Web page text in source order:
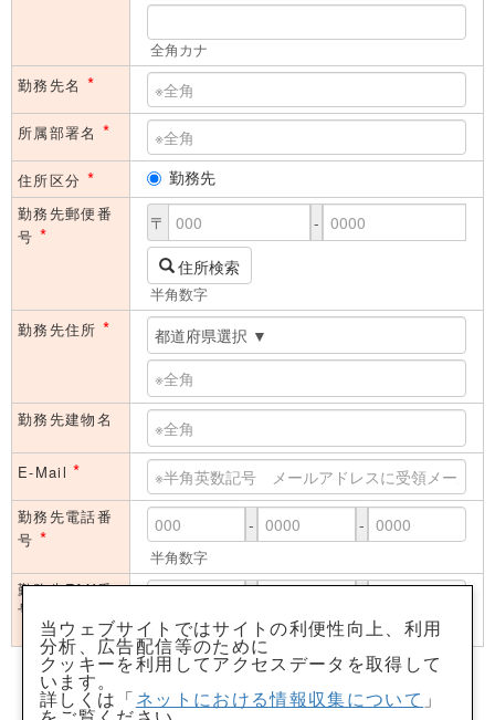
全角カナ
勤務先名 *
所属部署名 *
住所区分 * 勤務先
勤務先郵便番
号 * 〒 -
住所検索
半角数字
勤務先住所 *
勤務先建物名
E-Mail*
勤務先電話番
号 *
- -
半角数字
勤務先FAX番
号
半角数字
「個人情報取得に関するご説明」に同意のうえ申し込みます。
（チェック必須）
当ウェブサイトではサイトの利便性向上、利用
分析、広告配信等のために
クッキーを利用してアクセスデータを取得して
います。
詳しくは「ネットにおける情報収集について 」